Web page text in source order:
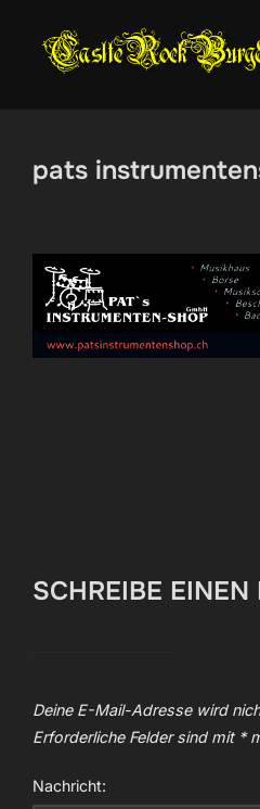
springen
pats
SCHREIBE EINEN
Deine E-Mail-Adresse wird
Erforderliche Felder sind mit *
Nachricht: